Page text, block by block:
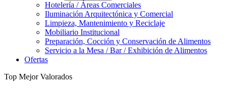
Hotelería / Áreas Comerciales
Iluminación Arquitectónica y Comercial
Limpieza, Mantenimiento y Reciclaje
Mobiliario Institucional
Preparación, Cocción y Conservación de Alimentos
Servicio a la Mesa / Bar / Exhibición de Alimentos
Ofertas
Top Mejor Valorados